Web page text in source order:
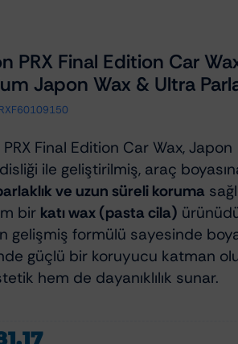
PRX Final Edition Car
Japon Wax & Ultra
Final Edition Car Wax, Japon
ile geliştirilmiş, araç
ve uzun süreli koruma
bir katı wax (pasta cila)
gelişmiş formülü sayesinde
güçlü bir koruyucu katman
hem de dayanıklılık sunar.